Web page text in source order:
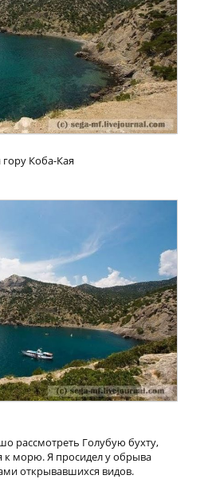
Коба-Кая
рассмотреть Голубую бухту,
к морю. Я просидел у обрыва
открывавшихся видов.